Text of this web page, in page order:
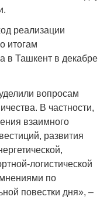
реализации
итогам
в Ташкент в декабре
вопросам
В частности,
взаимного
развития
логистической
по
повестки дня», –